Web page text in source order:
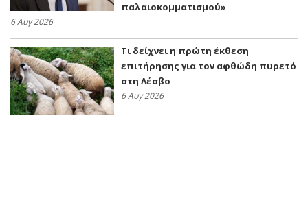
παλαιοκομματισμού»
6 Αυγ 2026
Τι δείχνει η πρώτη έκθεση
επιτήρησης για τον αφθώδη πυρετό
στη Λέσβο
6 Αυγ 2026